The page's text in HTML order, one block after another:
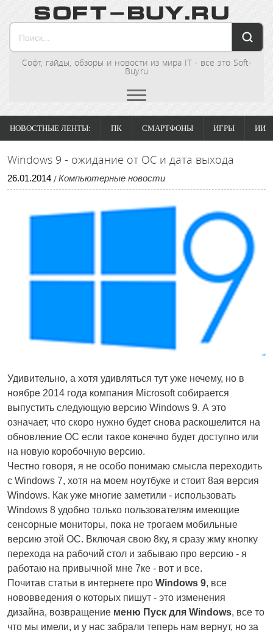
Софт, гайды, обзоры и новости из мира IT - все это Soft-
Buy.ru
НОВОСТНЫЕ ЛЕНТЫ: ПК СМАРТФОНЫ ИГРЫ ИИ
Windows 9 - ожидание от ОС и дата выхода
26.01.2014 / Компьютерные новости
Удивительно, а хотя удивляться тут уже нечему, но в
ноябре 2014 года компания Microsoft собирается
выпустить следующую версию Windows 9. А это
означает, что скоро нужно будет снова раскошелится на
обновление ОС если такое конечно будет доступно или
на новую коробочную версию.
Честно говоря, я не особо понимаю смысла переходить
с Windows 7, хотя на моем ноутбуке и стоит 8ая версия
Windows. Как уже многие заметили - использовать
Windows 8 удобно только пользователям имеющие
сенсорные мониторы, пока не трогаем мобильные
версию этой ОС. Включая свою 8ку, я сразу жму кнопку
перехода на рабочий стол и забываю про версию - я
работаю на привычной мне 7ке - вот и все.
Почитав статьи в интернете про Windows 9, все
нововведения о которых пишут - это изменения
дизайна, возвращение меню Пуск для Windows, все то
что мы имели, и у нас забрали теперь нам вернут, но за